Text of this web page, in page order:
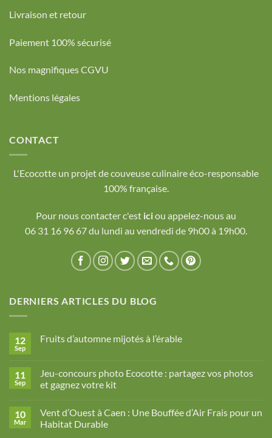
Livraison et retour
Paiement 100% sécurisé
Nos magnifiques CGVU
Mentions légales
CONTACT
L'Ecocotte un projet de couveuse culinaire éco-responsable
100% française.
Pour nous contacter c'est iciou appelez-nous au
06 31 16 96 67 du lundi au vendredi de 9h00 à 19h00.
DERNIERS ARTICLES DU BLOG
12
Sep
Fruits d’automne mijotés à l’érable
Fruits
d’automne
mijotés
11
Sep
Jeu-concours photo Ecocotte : partagez vos photos
et gagnez votre kit
sur
Jeu-
concours
10
Mar
Vent d’Ouest à Caen : Une Bouffée d’Air Frais pour un
Habitat Durable